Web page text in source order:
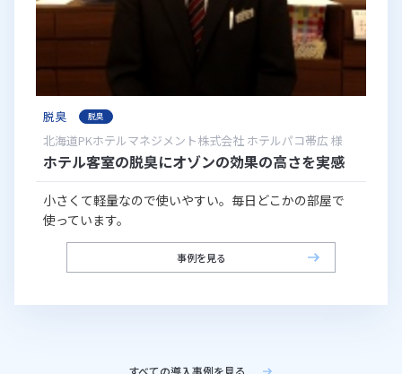
脱臭 脱臭
北海道PKホテルマネジメント株式会社 ホテルパコ帯広 様
ホテル客室の脱臭にオゾンの効果の高さを実感
小さくて軽量なので使いやすい。毎日どこかの部屋で
使っています。
事例を見る
すべての導入事例を見る